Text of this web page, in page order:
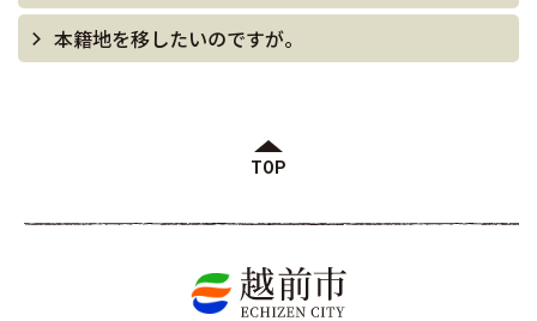
本籍地を移したいのですが。
TOP